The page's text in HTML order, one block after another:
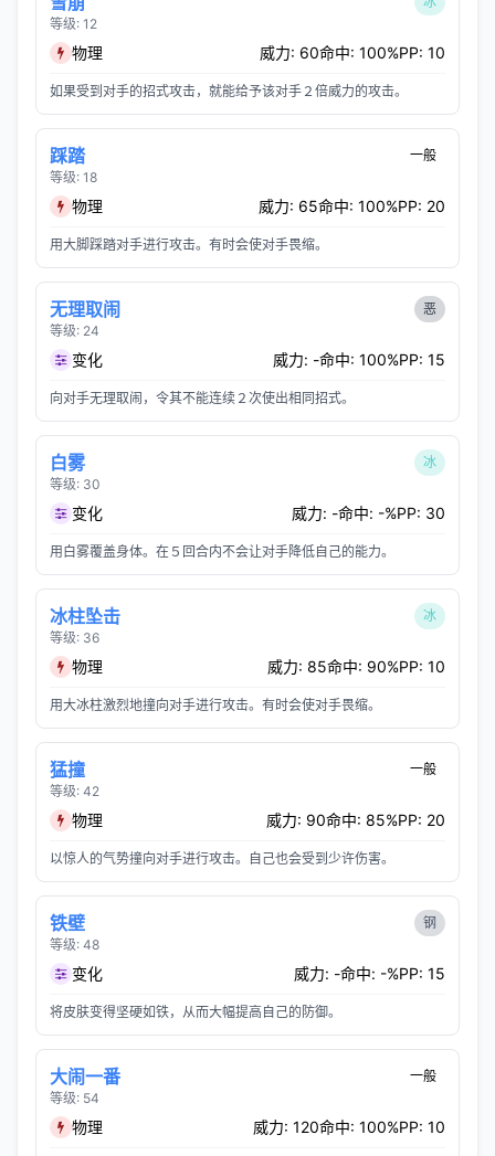
等级: 12
物理 威力: 60命中: 100%PP: 10
如果受到对手的招式攻击，就能给予该对手２倍威力的攻击。
踩踏
等级: 18
一般
物理 威力: 65命中: 100%PP: 20
用大脚踩踏对手进行攻击。有时会使对手畏缩。
无理取闹
等级: 24
恶
变化 威力: -命中: 100%PP: 15
向对手无理取闹，令其不能连续２次使出相同招式。
白雾
等级: 30
冰
变化 威力: -命中: -%PP: 30
用白雾覆盖身体。在５回合内不会让对手降低自己的能力。
冰柱坠击
等级: 36
冰
物理 威力: 85命中: 90%PP: 10
用大冰柱激烈地撞向对手进行攻击。有时会使对手畏缩。
猛撞
等级: 42
一般
物理 威力: 90命中: 85%PP: 20
以惊人的气势撞向对手进行攻击。自己也会受到少许伤害。
铁壁
等级: 48
钢
变化 威力: -命中: -%PP: 15
将皮肤变得坚硬如铁，从而大幅提高自己的防御。
大闹一番
等级: 54
一般
物理 威力: 120命中: 100%PP: 10